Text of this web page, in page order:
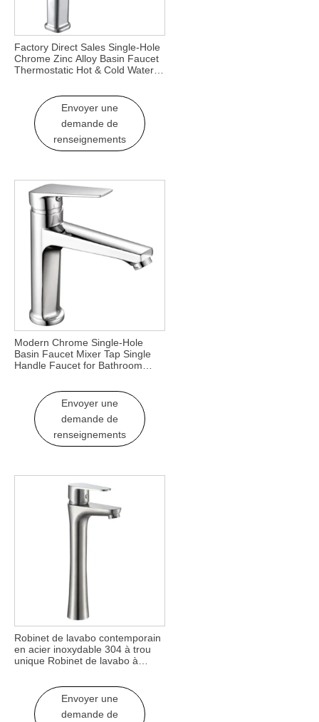
Factory Direct Sales Single-Hole
Chrome Zinc Alloy Basin Faucet
Thermostatic Hot & Cold Water
Envoyer une
demande de
renseignements
Modern Chrome Single-Hole
Basin Faucet Mixer Tap Single
Handle Faucet for Bathroom
Envoyer une
demande de
renseignements
Robinet de lavabo contemporain
en acier inoxydable 304 à trou
unique Robinet de lavabo à
Envoyer une
demande de